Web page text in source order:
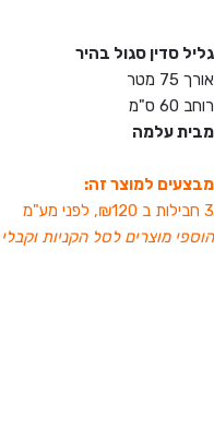
גליל סדין סגול בהיר
אורך 75 מטר
רוחב 60 ס"מ
מבית עלמה
מבצעים למוצר זה:
3 חבילות ב ₪120, לפני מע"מ
הוספי מוצרים לסל הקניות